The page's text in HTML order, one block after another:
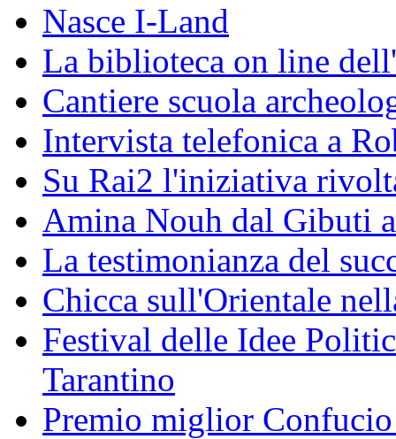
Nasce I-Land
La biblioteca on line
Cantiere scuola
Intervista telefonica a
Su Rai2 l'iniziativa
Amina Nouh dal Gibuti
La testimonianza del
Chicca sull'Orientale
Festival delle Idee
Tarantino
Premio miglior